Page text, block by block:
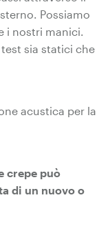
Possiamo
i nostri manici.
sia statici che
acustica per la
crepe può
di un nuovo o